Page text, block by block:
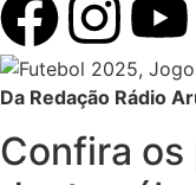
Da Redação Rádio
Confira